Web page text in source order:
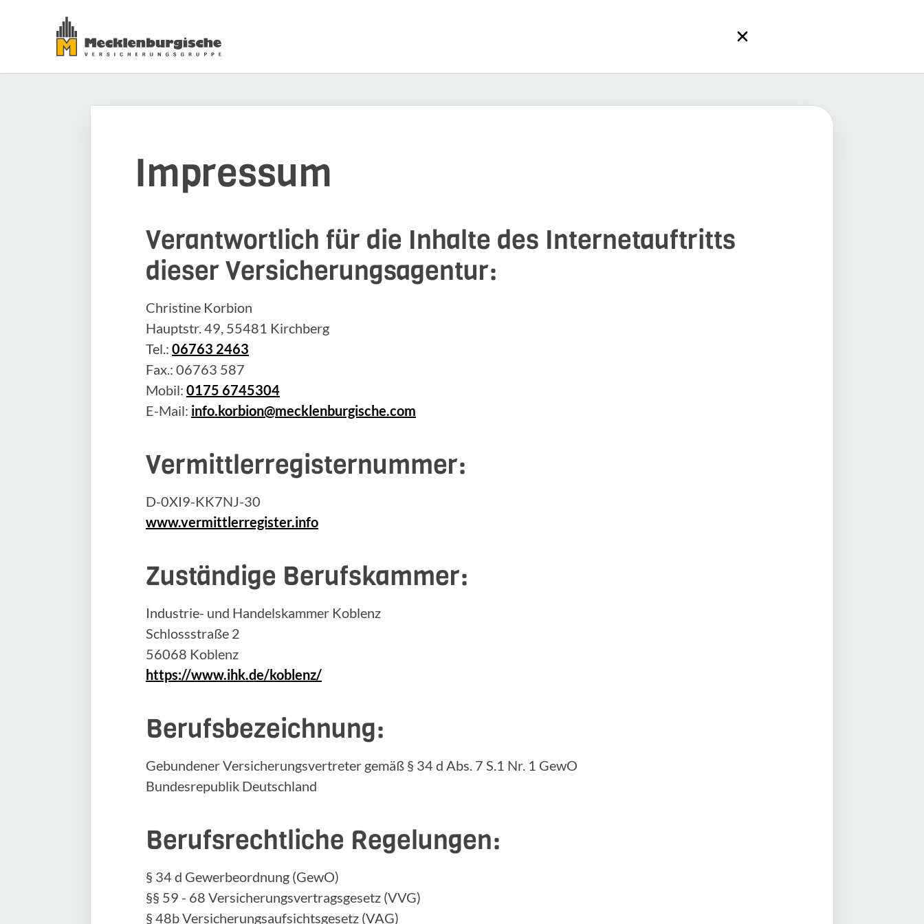
Impressum
Verantwortlich für die Inhalte des Internetauftritts
dieser Versicherungsagentur:
Christine Korbion
Hauptstr. 49, 55481 Kirchberg
Tel.: 06763 2463
Fax.: 06763 587
Mobil: 0175 6745304
E-Mail: info.korbion@mecklenburgische.com
Vermittlerregisternummer:
D-0XI9-KK7NJ-30
www.vermittlerregister.info
Zuständige Berufskammer:
Industrie- und Handelskammer Koblenz
Schlossstraße 2
56068 Koblenz
https://www.ihk.de/koblenz/
Berufsbezeichnung:
Gebundener Versicherungsvertreter gemäß § 34 d Abs. 7 S.1 Nr. 1 GewO
Bundesrepublik Deutschland
Berufsrechtliche Regelungen:
§ 34 d Gewerbeordnung (GewO)
§§ 59 - 68 Versicherungsvertragsgesetz (VVG)
§ 48b Versicherungsaufsichtsgesetz (VAG)